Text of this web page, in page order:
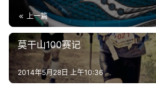
上一篇
莫干山100赛记
2014年5月28日 上午10:36